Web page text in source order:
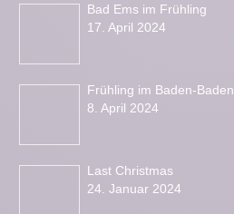
Bad Ems im Frühling
17. April 2024
Frühling im Baden-Baden
8. April 2024
Last Christmas
24. Januar 2024